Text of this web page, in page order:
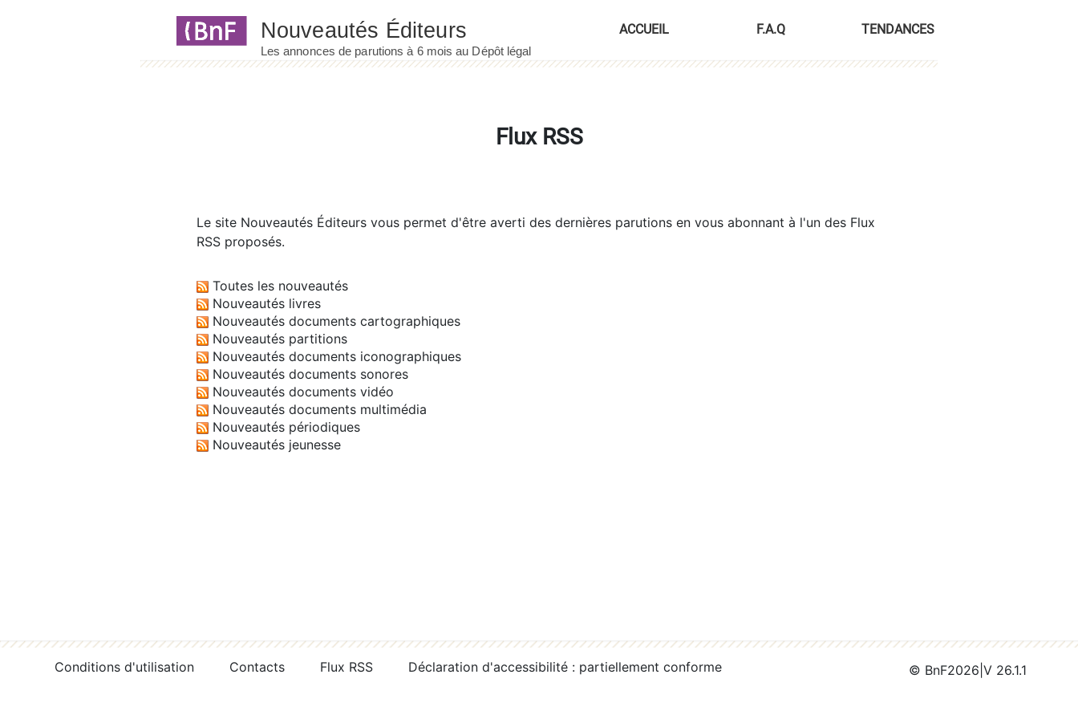
ACCUEIL F.A.Q TENDANCES
Flux RSS
Le site Nouveautés Éditeurs vous permet d'être averti des dernières parutions en vous abonnant à l'un des Flux
RSS proposés.
Toutes les nouveautés
Nouveautés livres
Nouveautés documents cartographiques
Nouveautés partitions
Nouveautés documents iconographiques
Nouveautés documents sonores
Nouveautés documents vidéo
Nouveautés documents multimédia
Nouveautés périodiques
Nouveautés jeunesse
Conditions d'utilisation Contacts Flux RSS Déclaration d'accessibilité : partiellement conforme © BnF2026 V 26.1.1